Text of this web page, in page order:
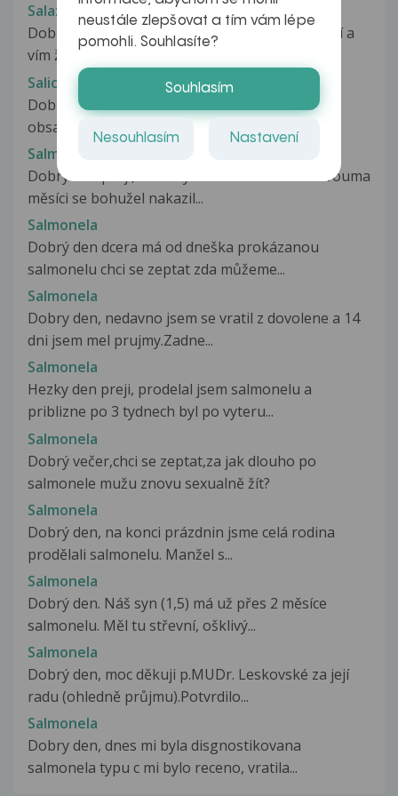
Salazopyrin a antikoncepce?
Dobrý den, Salazopyrin beru již od svého dětsví a
vím že s některými prášky...
Salicylaty
Dobry den, chtela bych se zeptat, ktere leky
obsahuji salicylaty? Dekuji za...
Salmonela
Dobrý den přeji, Mám syna- 8 měsíců. .Před dvouma
měsíci se bohužel nakazil...
Salmonela
Dobrý den dcera má od dneška prokázanou
salmonelu chci se zeptat zda můžeme...
Salmonela
Dobry den, nedavno jsem se vratil z dovolene a 14
dni jsem mel prujmy.Zadne...
Salmonela
Hezky den preji, prodelal jsem salmonelu a
priblizne po 3 tydnech byl po vyteru...
Salmonela
Dobrý večer,chci se zeptat,za jak dlouho po
salmonele mužu znovu sexualně žít?
Salmonela
Dobrý den, na konci prázdnin jsme celá rodina
prodělali salmonelu. Manžel s...
Salmonela
Dobrý den. Náš syn (1,5) má už přes 2 měsíce
salmonelu. Měl tu střevní, ošklivý...
Salmonela
Dobrý den, moc děkuji p.MUDr. Leskovské za její
radu (ohledně průjmu).Potvrdilo...
Salmonela
Dobry den, dnes mi byla disgnostikovana
salmonela typu c mi bylo receno, vratila...
neustále zlepšovat a tím vám lépe
pomohli. Souhlasíte?
Souhlasím
Nesouhlasím Nastavení